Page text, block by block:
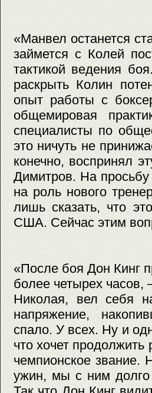
«Манвел останется
займется с Колей
тактикой ведения
раскрыть Колин
опыт работы с
общемировая
специалисты по
это ничуть не
конечно, воспринял
Димитров. На просьбу
на роль нового
лишь сказать, что
США. Сейчас этим
«После боя Дон Кинг
более четырех
Николая, вел себя
напряжение,
спало. У всех. Ну и
что хочет продолжить
чемпионское звание.
ужин, мы с ним долго